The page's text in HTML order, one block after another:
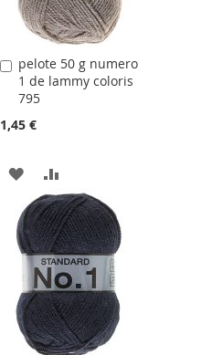
pelote 50 g numero
1 de lammy coloris
795
1,45 €
Ajouter
au
panier
AJOUTER
À
LA
LISTE
D'ACHATS
AU
COMPARATEUR